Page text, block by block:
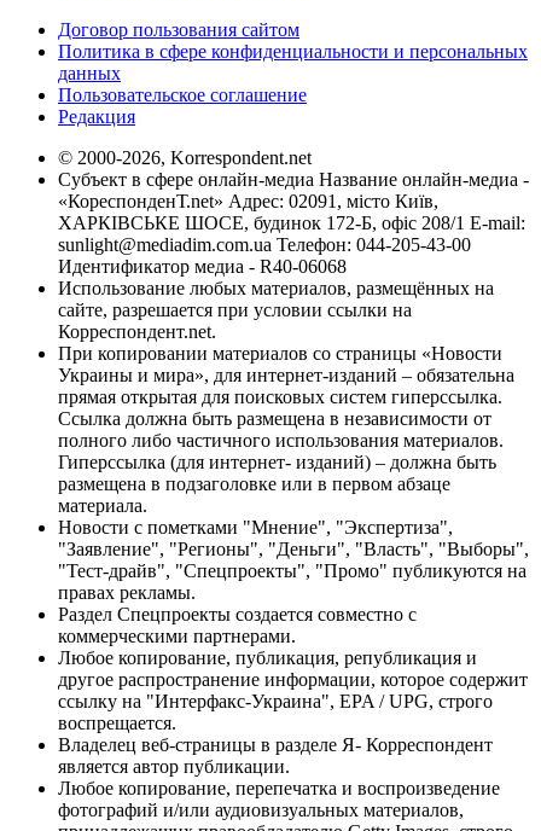
Договор пользования сайтом
Политика в сфере конфиденциальности и персональных
данных
Пользовательское соглашение
Редакция
© 2000-2026, Korrespondent.net
Субъект в сфере онлайн-медиа Название онлайн-медиа -
«КореспонденТ.net» Адрес: 02091, місто Київ,
ХАРКІВСЬКЕ ШОСЕ, будинок 172-Б, офіс 208/1 E-mail:
sunlight@mediadim.com.ua Телефон: 044-205-43-00
Идентификатор медиа - R40-06068
Использование любых материалов, размещённых на
сайте, разрешается при условии ссылки на
Корреспондент.net.
При копировании материалов со страницы «Новости
Украины и мира», для интернет-изданий – обязательна
прямая открытая для поисковых систем гиперссылка.
Ссылка должна быть размещена в независимости от
полного либо частичного использования материалов.
Гиперссылка (для интернет- изданий) – должна быть
размещена в подзаголовке или в первом абзаце
материала.
Новости с пометками "Мнение", "Экспертиза",
"Заявление", "Регионы", "Деньги", "Власть", "Выборы",
"Тест-драйв", "Спецпроекты", "Промо" публикуются на
правах рекламы.
Раздел Спецпроекты создается совместно с
коммерческими партнерами.
Любое копирование, публикация, републикация и
другое распространение информации, которое содержит
ссылку на "Интерфакс-Украина", EPA / UPG, строго
воспрещается.
Владелец веб-страницы в разделе Я- Корреспондент
является автор публикации.
Любое копирование, перепечатка и воспроизведение
фотографий и/или аудиовизуальных материалов,